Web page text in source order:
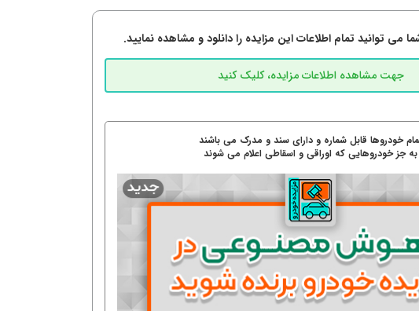
می توانید تمام اطلاعات این مزایده را دانلود و مشاهده نمایید.
خودروها قابل شماره و دارای سند و مدرک می باشند
به جز خودروهایی که اوراقی و اسقاطی اعلام می شوند